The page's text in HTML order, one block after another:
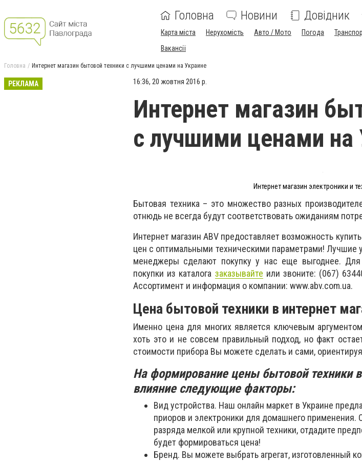
Головна Новини Довідник
Карта міста Нерухомість Авто / Мото Погода
Вакансії
Головна Интернет магазин бытовой техники с лучшими ценами на Украине
РЕКЛАМА 16:36, 20 жовтня 2016 р.
Интернет магазин
с лучшими ценами на
Интернет магазин электроники и
Бытовая техника – это множество разных
отнюдь не всегда будут соответствовать ожиданиям
Интернет магазин ABV предоставляет возможность
цен с оптимальными техническими параметрами! Лучшие
менеджеры сделают покупку у нас еще выгоднее.
покупки из каталога заказывайте или звоните: (067)
Ассортимент и информация о компании: www.abv.com.ua.
Цена бытовой техники в интернет
Именно цена для многих является ключевым
хоть это и не совсем правильный подход, но факт
стоимости прибора Вы можете сделать и сами,
На формирование цены бытовой техники
влияние следующие факторы:
Вид устройства. Наш онлайн маркет в Украине
приоров и электроники для домашнего применения.
разряда мелкой или крупной техники, отдадите
будет формироваться цена!
Бренд. Вы можете выбрать агрегат, изготовленный